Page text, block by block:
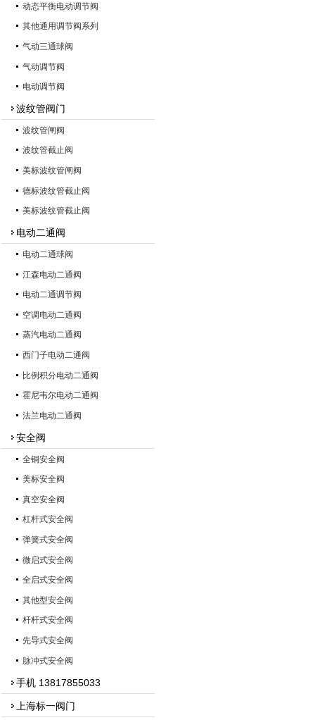
动态平衡电动调节阀
其他通用调节阀系列
气动三通球阀
气动调节阀
电动调节阀
波纹管阀门
波纹管闸阀
波纹管截止阀
美标波纹管闸阀
德标波纹管截止阀
美标波纹管截止阀
电动二通阀
电动二通球阀
江森电动二通阀
电动二通调节阀
空调电动二通阀
蒸汽电动二通阀
西门子电动二通阀
比例积分电动二通阀
霍尼韦尔电动二通阀
法兰电动二通阀
安全阀
全铜安全阀
美标安全阀
真空安全阀
杠杆式安全阀
弹簧式安全阀
微启式安全阀
全启式安全阀
其他型安全阀
杆杆式安全阀
先导式安全阀
脉冲式安全阀
手机 13817855033
上海标一阀门